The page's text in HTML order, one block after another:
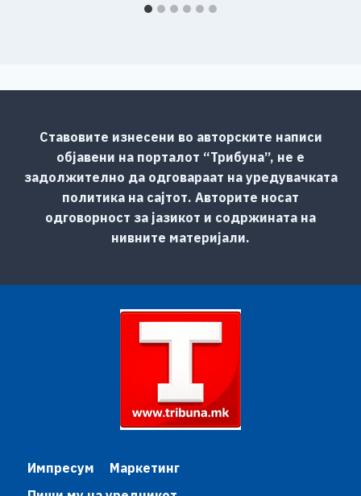
Ставовите изнесени во авторските написи
објавени на порталот “Трибуна”, не е
задолжително да одговараат на уредувачката
политика на сајтот. Авторите носат
одговорност за јазикот и содржината на
нивните материјали.
Импресум
Маркетинг